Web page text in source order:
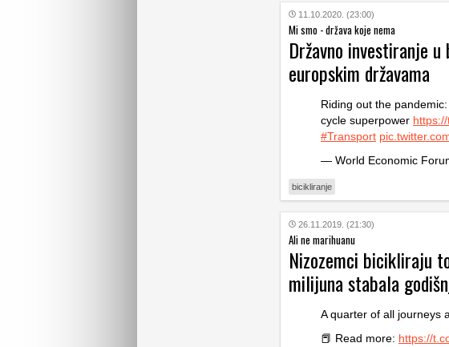
11.10.2020. (23:00)
Mi smo - država koje nema
Državno investiranje
europskim državama
Riding out the
cycle superpower
#Transport
— World Economic
bicikliranje
26.11.2019. (21:30)
Ali ne marihuanu
Nizozemci bicikliraju
milijuna stabala
A quarter of all journeys
📕 Read more: https://